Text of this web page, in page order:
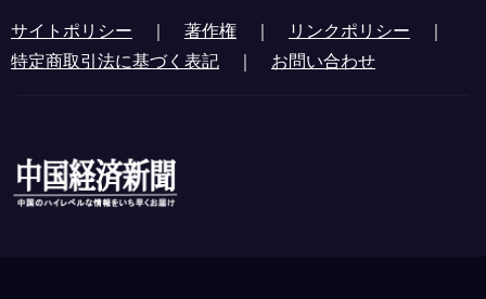
サイトポリシー ｜ 著作権 ｜ リンクポリシー ｜
特定商取引法に基づく表記 ｜ お問い合わせ